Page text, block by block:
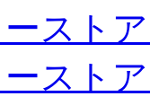
スト
スト